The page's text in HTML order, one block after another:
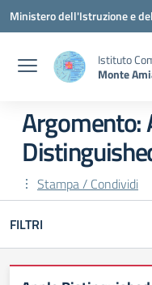
Vai ai contenuti
Vai al menu di navigazione
Vai al footer
Ministero dell'Istruzione e
Istituto
Monte
Argomento:
Stampa / Condividi
FILTRI